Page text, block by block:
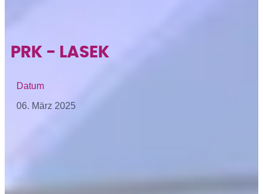
PRK - LASEK
Datum
06. März 2025